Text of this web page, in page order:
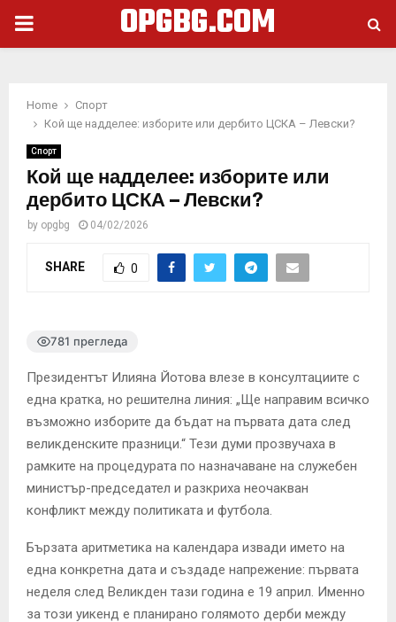
PRIMARY
OPGBG.COM
Home
Спорт
Кой ще надделее: изборите или дербито ЦСКА – Левски?
Спорт
Кой ще надделее: изборите или
дербито ЦСКА – Левски?
by opgbg 04/02/2026
SHARE 0
781 прегледа
Президентът Илияна Йотова влезе в консултациите с
една кратка, но решителна линия: „Ще направим всичко
възможно изборите да бъдат на първата дата след
великденските празници.“ Тези думи прозвучаха в
рамките на процедурата по назначаване на служебен
министър-председател и разкриха неочакван
конфликт между политиката и футбола.
Бързата аритметика на календара извади името на
една конкретна дата и създаде напрежение: първата
неделя след Великден тази година е 19 април. Именно
за този уикенд е планирано голямото дерби между